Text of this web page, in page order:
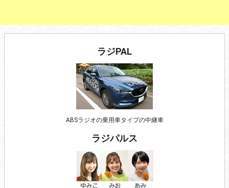
ラジPAL
ABSラジオの乗用車タイプの中継車
ラジパルス